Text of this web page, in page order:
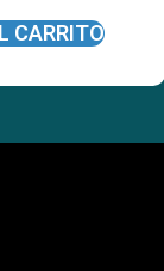
CARRITO